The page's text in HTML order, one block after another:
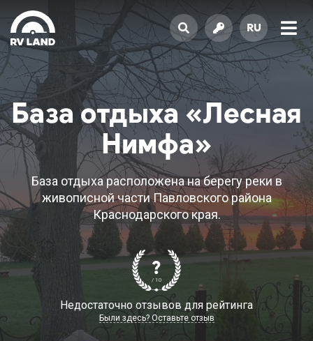
RU
База отдыха «Лесная
Нимфа»
База отдыха расположена на берегу реки в
живописной части Павловского района
Краснодарского края.
?
/ 10
Недостаточно отзывов для рейтинга
Были здесь? Оставьте отзыв